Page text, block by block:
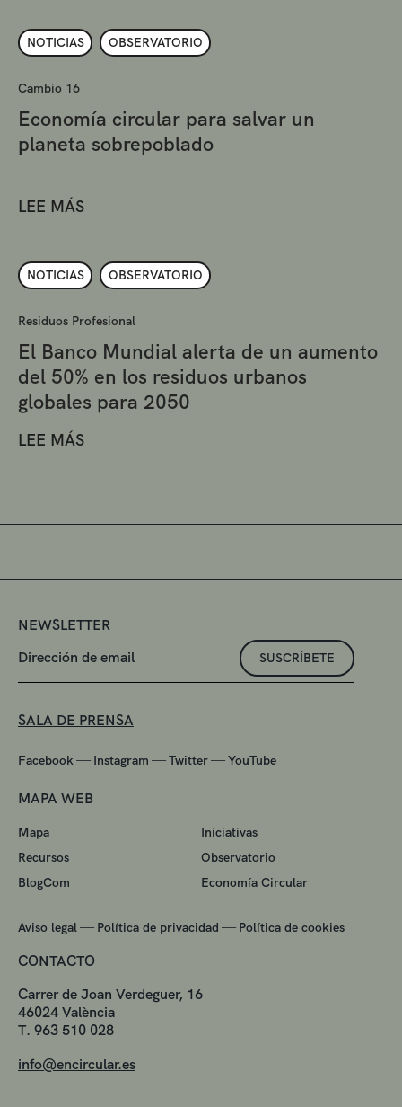
NOTICIAS OBSERVATORIO
Cambio 16
Economía circular para salvar un
planeta sobrepoblado
LEE MÁS
NOTICIAS OBSERVATORIO
Residuos Profesional
El Banco Mundial alerta de un aumento
del 50% en los residuos urbanos
globales para 2050
LEE MÁS
NEWSLETTER
SUSCRÍBETE
SALA DE PRENSA
Facebook— Instagram —Twitter—YouTube
MAPA WEB
Mapa
Iniciativas
Recursos
Observatorio
BlogCom
Economía Circular
Aviso legal— Política de privacidad — Política de cookies
CONTACTO
Carrer de Joan Verdeguer, 16
46024 València
T. 963 510 028
info@encircular.es